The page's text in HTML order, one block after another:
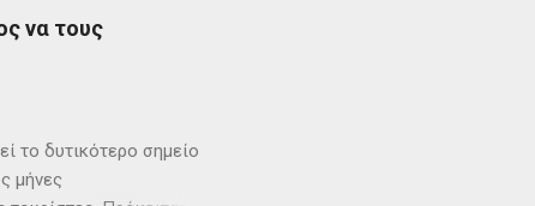
να τους
το δυτικότερο σημείο
μήνες